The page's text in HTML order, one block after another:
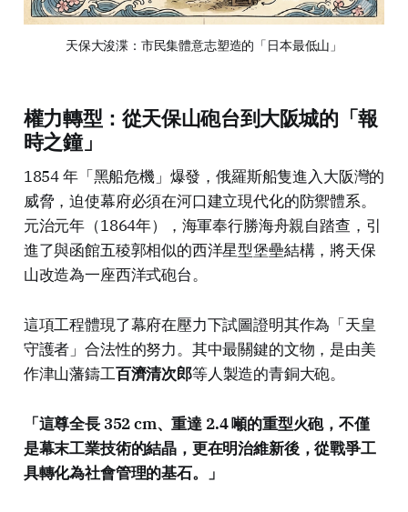
天保大浚渫：市民集體意志塑造的「日本最低山」
權力轉型：從天保山砲台到大阪城的「報
時之鐘」
1854 年「黑船危機」爆發，俄羅斯船隻進入大阪灣的
威脅，迫使幕府必須在河口建立現代化的防禦體系。
元治元年（1864年），海軍奉行勝海舟親自踏查，引
進了與函館五稜郭相似的西洋星型堡壘結構，將天保
山改造為一座西洋式砲台。
這項工程體現了幕府在壓力下試圖證明其作為「天皇
守護者」合法性的努力。其中最關鍵的文物，是由美
作津山藩鑄工百濟清次郎等人製造的青銅大砲。
「這尊全長 352 cm、重達 2.4 噸的重型火砲，不僅
是幕末工業技術的結晶，更在明治維新後，從戰爭工
具轉化為社會管理的基石。」